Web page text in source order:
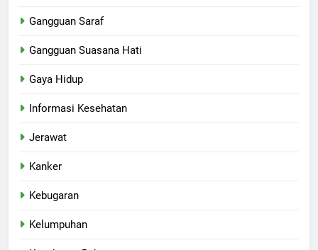
Gangguan Saraf
Gangguan Suasana Hati
Gaya Hidup
Informasi Kesehatan
Jerawat
Kanker
Kebugaran
Kelumpuhan